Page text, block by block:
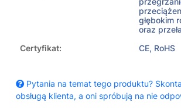
głębokim
oraz
Certyfikat:
CE, RoHS
Pytania na temat tego produktu?
obsługą klienta, a oni spróbują na nie